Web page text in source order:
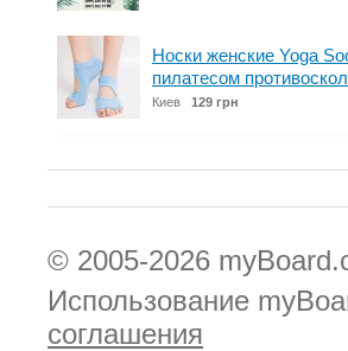
Носки женские Yoga
пилатесом
Киев 129 грн
© 2005-2026
Использование
соглашения